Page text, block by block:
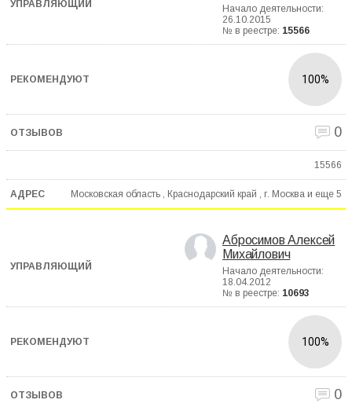
Начало деятельности:
26.10.2015
№ в реестре: 15566
100%
0
15566
Московская область , Краснодарский край , г. Москва и еще 5
Абросимов Алексей
Михайлович
Начало деятельности:
18.04.2012
№ в реестре: 10693
100%
0